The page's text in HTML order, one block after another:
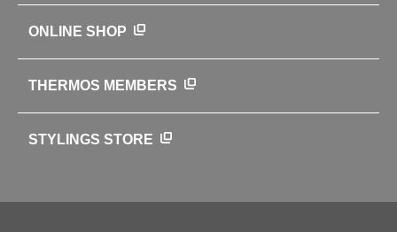
サーモスの歴史
クラブサーモス
WEBマガジン
お弁当にエールを込めて
ONLINE SHOP
THERMOS MEMBERS
STYLINGS STORE